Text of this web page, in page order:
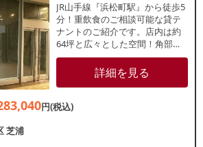
JR山手線『浜松町駅』から徒歩5
分！重飲食のご相談可能な貸テ
ナントのご紹介です。店内は約
64坪と広々とした空間！角部屋
かつ前面ガラス張りのため、視
認性良好◎諸条件等、お気軽に
お問合せください！
詳細を見る
円(税込)
芝浦